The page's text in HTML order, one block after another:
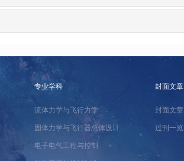
专业学科
流体力学与飞行力学
固体力学与飞行器总体设计
电子电气工程与控制
封面文章
封面文章
过刊一览